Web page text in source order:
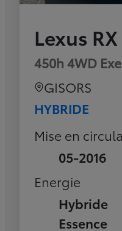
Lexus RX
450h 4WD
GISORS
HYBRIDE
Mise en
05-2016
Energie
Hybride
Essence